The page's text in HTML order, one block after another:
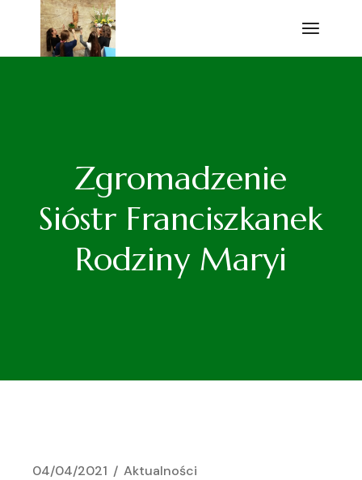
Przejdź
Zgromadzenie
Sióstr Franciszkanek
Rodziny Maryi
04/04/2021 Aktualności